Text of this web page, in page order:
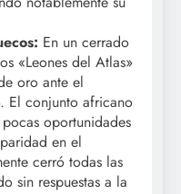
En un cerrado
«Leones del Atlas»
oro ante el
El conjunto africano
oportunidades
en el
cerró todas las
sin respuestas a la